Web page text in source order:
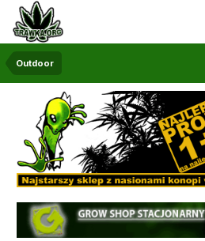
Outdoor